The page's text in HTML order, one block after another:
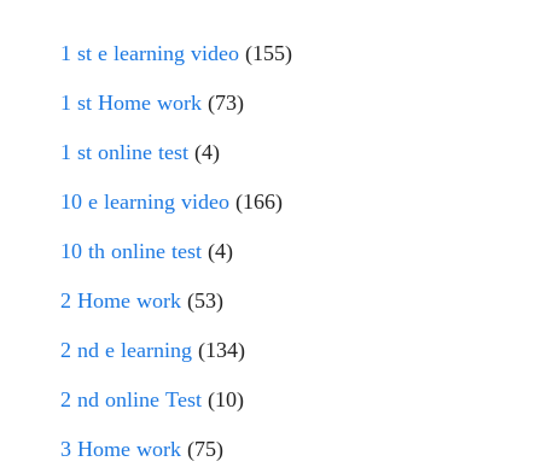
1 st e learning video (155)
1 st Home work (73)
1 st online test (4)
10 e learning video (166)
10 th online test (4)
2 Home work (53)
2 nd e learning (134)
2 nd online Test (10)
3 Home work (75)